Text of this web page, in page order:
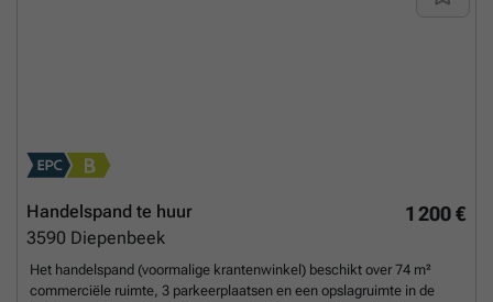
1 200 €
Handelspand te huur
3590 Diepenbeek
Het handelspand (voormalige krantenwinkel) beschikt over 74 m²
commerciële ruimte, 3 parkeerplaatsen en een opslagruimte in de